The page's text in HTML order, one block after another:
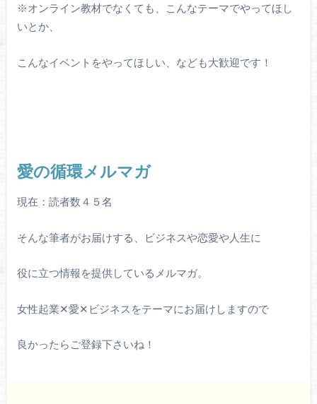
※オンライン教材でなくても、こんなテーマでやってほし
いとか、
こんなイベントをやってほしい、なども大歓迎です！
愛の循環メルマガ
現在：読者数４５名
そんな筆者がお届けする、ビジネスや恋愛や人生に
役に立つ情報を提供しているメルマガ。
女性起業✕愛✕ビジネスをテーマにお届けしますので
良かったらご登録下さいね！